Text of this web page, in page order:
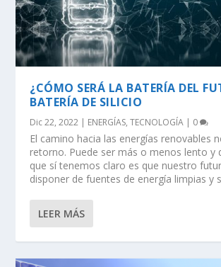
¿CÓMO SERÁ LA BATERÍA DEL
BATERÍA DE SILICIO
Dic 22, 2022 | ENERGÍAS,TECNOLOGÍA | 0
El camino hacia las energías renovables
retorno. Puede ser más o menos lento y
que sí tenemos claro es que nuestro
disponer de fuentes de energía limpias y
LEER MÁS